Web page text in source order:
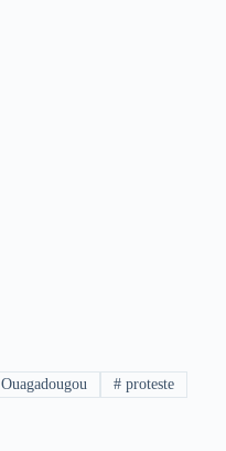
Ouagadougou # proteste